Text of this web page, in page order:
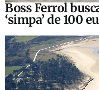
Boss Ferrol
‘simpa’ de 100